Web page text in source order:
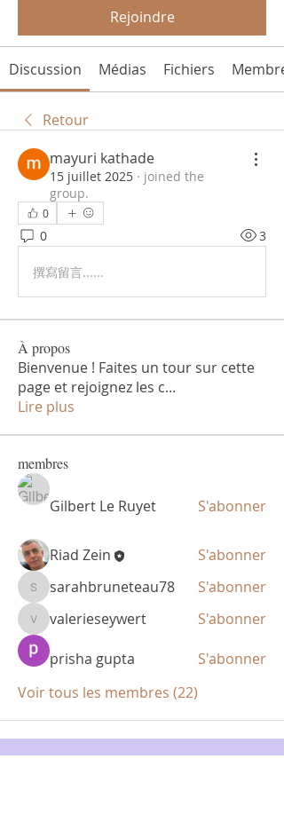
Rejoindre
Discussion Médias Fichiers
Retour
mayuri kathade
15 juillet 2025 · joined the
group.
0
0 3
撰寫留言......
À propos
Bienvenue ! Faites un tour sur cette
page et rejoignez les c...
Lire plus
membres
Gilbert Le Ruyet S'abonner
Riad Zein S'abonner
sarahbruneteau78
sarahbruneteau78 S'abonner
valerieseywert
valerieseywert S'abonner
prisha gupta
S'abonner
Voir tous les membres (22)